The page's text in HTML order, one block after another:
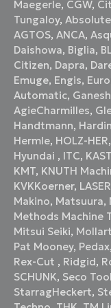
Maegerle, CGW,
Tungaloy,
AGTOS,ANCA,
Daishowa, Biglia,
Citizen, Dapra,
Emuge, Engis,
Automatic, Ganesh
AgieCharmilles,
Handtmann,
Hermle, HOLZ-HER,
Hyundai , ITC,
KMT, KNUTH
KVKKoerner,
Makino, Matsuura,
Methods Machine
Mitsui Seiki, Mollart
Pat Mooney, Pedax,
Rex-Cut , Ridgid,
SCHUNK, Seco
StarragHeckert,